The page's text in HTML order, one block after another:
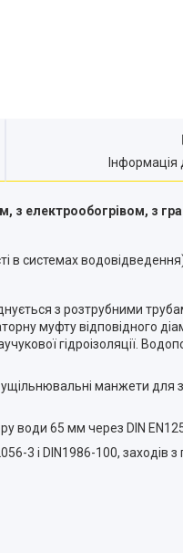
з електрообогрівом, з
в системах водовідведення)
з розтрубними
муфту відповідного
гідроізоляції.
манжети для
води 65 мм через DIN
3 і DIN1986-100, заходів